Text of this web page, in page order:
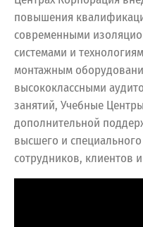
повышения
современными
системами и
монтажным
высококлассными
занятий, Учебные
дополнительной
высшего и
сотрудников, клиентов